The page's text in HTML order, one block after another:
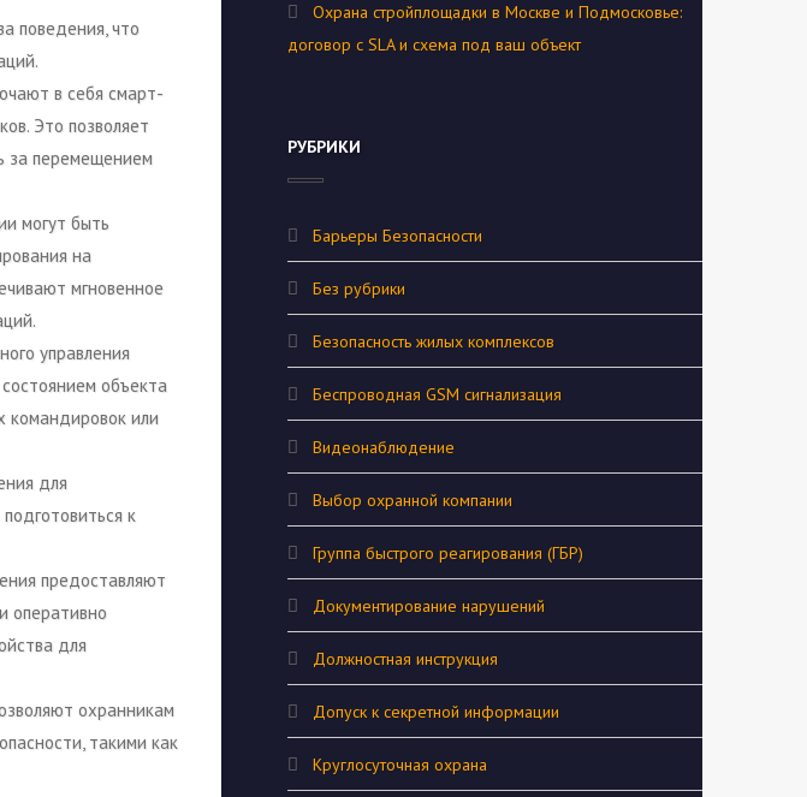
поведения, что
в себя смарт-
Это позволяет
за перемещением
могут быть
на
мгновенное
управления
объекта
командировок или
для
к
предоставляют
оперативно
для
охранникам
такими как
Охрана стройплощадки в Москве и Подмосковье:
договор с SLA и схема под ваш объект
РУБРИКИ
Барьеры Безопасности
Без рубрики
Безопасность жилых комплексов
Беспроводная GSM сигнализация
Видеонаблюдение
Выбор охранной компании
Группа быстрого реагирования (ГБР)
Документирование нарушений
Должностная инструкция
Допуск к секретной информации
Круглосуточная охрана